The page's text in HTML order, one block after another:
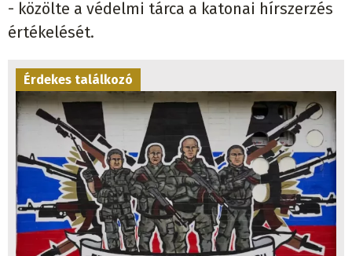
- közölte a védelmi tárca a katonai hírszerzés
értékelését.
Érdekes találkozó